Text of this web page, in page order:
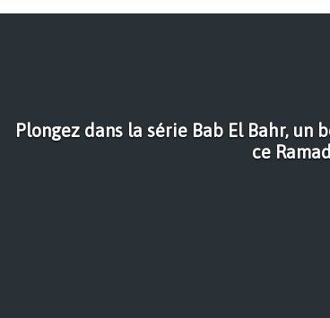
Plongez dans la série Bab El Bahr,
ce